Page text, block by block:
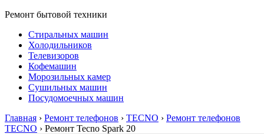
Ремонт бытовой техники
Стиральных машин
Холодильников
Телевизоров
Кофемашин
Морозильных камер
Сушильных машин
Посудомоечных машин
Главная › Ремонт телефонов › TECNO › Ремонт телефонов
TECNO › Ремонт Tecno Spark 20